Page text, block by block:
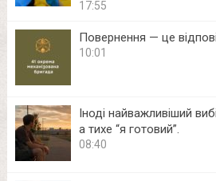
17:55
Повернення — це
10:01
Іноді найважливіший
а тихе “я готовий”.
08:40